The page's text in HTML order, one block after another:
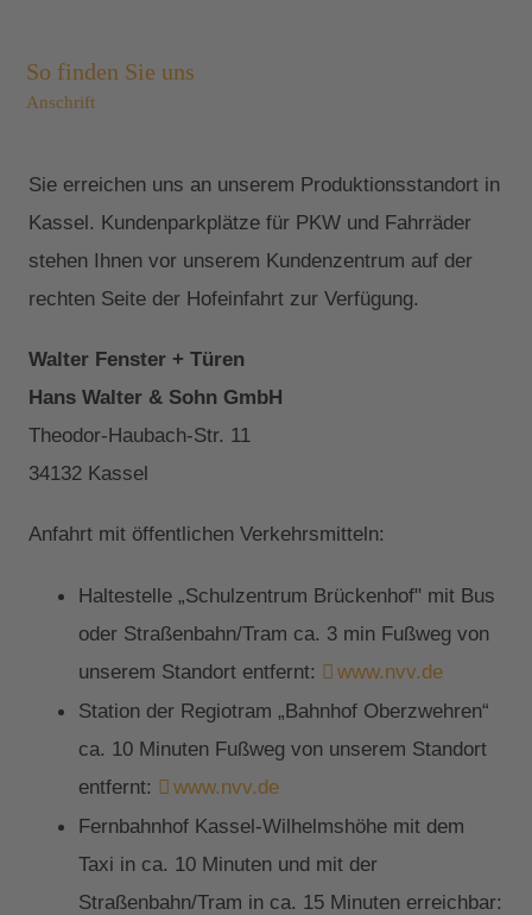
So finden Sie uns
Anschrift
Sie erreichen uns an unserem Produktionsstandort in
Kassel. Kundenparkplätze für PKW und Fahrräder
stehen Ihnen vor unserem Kundenzentrum auf der
rechten Seite der Hofeinfahrt zur Verfügung.
Walter Fenster + Türen
Hans Walter & Sohn GmbH
Theodor-Haubach-Str. 11
34132 Kassel
Anfahrt mit öffentlichen Verkehrsmitteln:
Haltestelle „Schulzentrum Brückenhof" mit Bus
oder Straßenbahn/Tram ca. 3 min Fußweg von
unserem Standort entfernt:
www.nvv.de
Station der Regiotram „Bahnhof Oberzwehren“
ca. 10 Minuten Fußweg von unserem Standort
entfernt:
www.nvv.de
Fernbahnhof Kassel-Wilhelmshöhe mit dem
Taxi in ca. 10 Minuten und mit der
Straßenbahn/Tram in ca. 15 Minuten erreichbar: